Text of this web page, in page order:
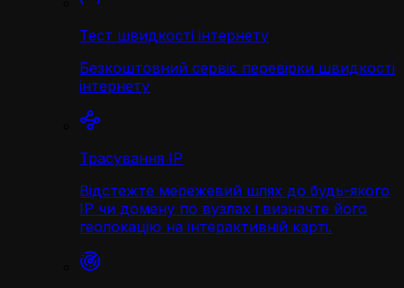
Тест швидкості інтернету
Безкоштовний сервіс перевірки швидкості
інтернету
Трасування IP
Відстежте мережевий шлях до будь-якого
IP чи домену по вузлах і визначте його
геолокацію на інтерактивній карті.